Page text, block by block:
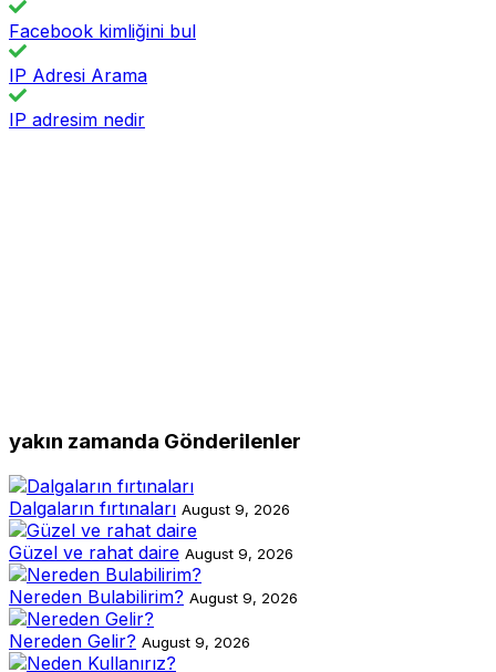
Facebook kimliğini bul
IP Adresi Arama
IP adresim nedir
yakın zamanda Gönderilenler
Dalgaların fırtınaları August 9, 2026
Güzel ve rahat daire August 9, 2026
Nereden Bulabilirim? August 9, 2026
Nereden Gelir? August 9, 2026